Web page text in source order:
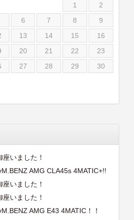
1
2
6 7 8
9
13 14 15
16
20 21 22
23
27 28 29
30
いました！
AMG CLA45s 4MATIC+!!
いました！
いました！
AMG E43 4MATIC！！